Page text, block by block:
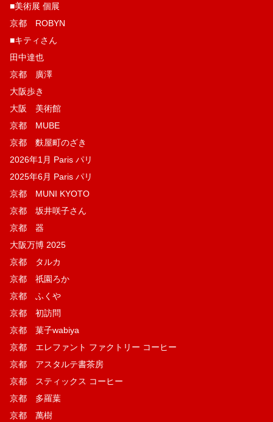
■美術展 個展
京都 ROBYN
■キティさん
田中達也
京都 廣澤
大阪歩き
大阪 美術館
京都 MUBE
京都 麩屋町のざき
2026年1月 Paris パリ
2025年6月 Paris パリ
京都 MUNI KYOTO
京都 坂井咲子さん
京都 器
大阪万博 2025
京都 タルカ
京都 祇園ろか
京都 ふくや
京都 初訪問
京都 菓子wabiya
京都 エレファント ファクトリー コーヒー
京都 アスタルテ書茶房
京都 スティックス コーヒー
京都 多羅葉
京都 萬樹